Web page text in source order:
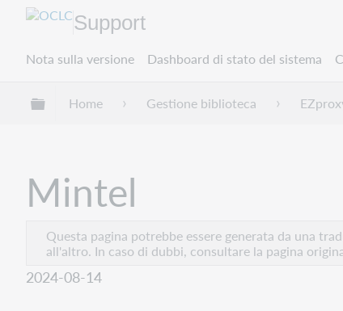
Support
Nota sulla versione Dashboard di stato del sistema
Espandi/comprimi la gerarchia globale
Home Gestione biblioteca
Mintel
Questa pagina potrebbe essere generata da una
all'altro. In caso di dubbi, consultare la pagina
2024-08-14